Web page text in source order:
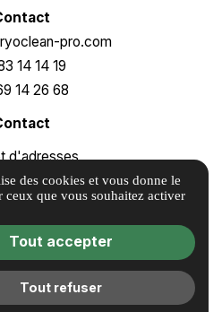
pro.com
14 14 19
14 26 68
d'adresses
complémentaires
légales
confidentialité
des cookies
des cookies et vous donne le
ceux que vous souhaitez activer
Tout accepter
Tout refuser